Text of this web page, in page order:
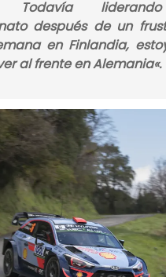
Todavía
después de un
en Finlandia,
al frente en Alemania«.